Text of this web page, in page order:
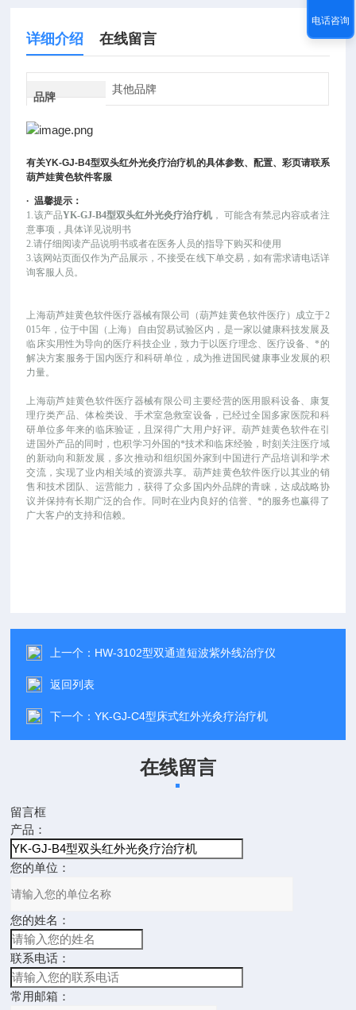
详细介绍 在线留言
品牌
其他品牌
有关YK-GJ-B4型双头红外光灸疗治疗机的具体参数、配置、彩页请联系
葫芦娃黄色软件客服
·温馨提示：
1.该产品YK-GJ-B4型双头红外光灸疗治疗机， 可能含有禁忌内容或者注
意事项，具体详见说明书
2.请仔细阅读产品说明书或者在医务人员的指导下购买和使用
3.该网站页面仅作为产品展示，不接受在线下单交易，如有需求请电话详
询客服人员。
上海葫芦娃黄色软件医疗器械有限公司（葫芦娃黄色软件医疗）成立于2
015年，位于中国（上海）自由贸易试验区内，是一家以健康科技发展及
临床实用性为导向的医疗科技企业，致力于以医疗理念、医疗设备、*的
解决方案服务于国内医疗和科研单位，成为推进国民健康事业发展的积
力量。
上海葫芦娃黄色软件医疗器械有限公司主要经营的医用眼科设备、康复
理疗类产品、体检类设、手术室急救室设备，已经过全国多家医院和科
研单位多年来的临床验证，且深得广大用户好评。葫芦娃黄色软件在引
进国外产品的同时，也积学习外国的*技术和临床经验，时刻关注医疗域
的新动向和新发展，多次推动和组织国外家到中国进行产品培训和学术
交流，实现了业内相关域的资源共享。葫芦娃黄色软件医疗以其业的销
售和技术团队、运营能力，获得了众多国内外品牌的青睐，达成战略协
议并保持有长期广泛的合作。同时在业内良好的信誉、*的服务也赢得了
广大客户的支持和信赖。
上一个： HW-3102型双通道短波紫外线治疗仪
返回列表
下一个：YK-GJ-C4型床式红外光灸疗治疗机
在线留言
留言框
产品：
您的单位：
您的姓名：
联系电话：
常用邮箱：
电话咨询